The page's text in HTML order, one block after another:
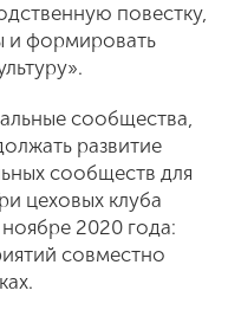
повестку,
и формировать
сообщества,
развитие
сообществ для
цеховых клуба
2020 года:
совместно